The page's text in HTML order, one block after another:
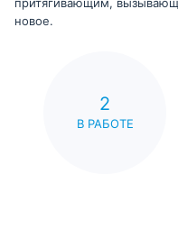
притягивающим,
новое.
2
В РАБОТЕ